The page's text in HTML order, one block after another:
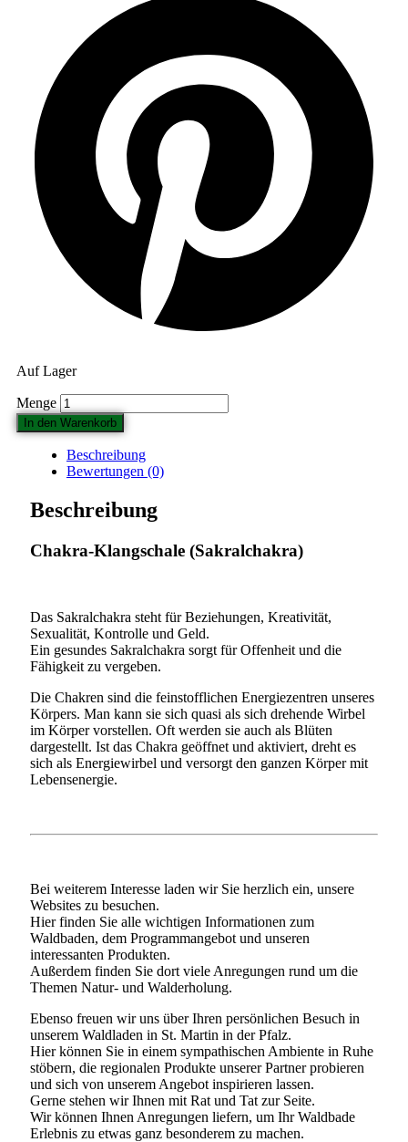
Auf Lager
Chakra-
Klangschale
(Sakralchakra)
Menge
In den Warenkorb
Beschreibung
Bewertungen (0)
Beschreibung
Chakra-Klangschale (Sakralchakra)
Das Sakralchakra steht für Beziehungen, Kreativität,
Sexualität, Kontrolle und Geld.
Ein gesundes Sakralchakra sorgt für Offenheit und die
Fähigkeit zu vergeben.
Die Chakren sind die feinstofflichen Energiezentren unseres
Körpers. Man kann sie sich quasi als sich drehende Wirbel
im Körper vorstellen. Oft werden sie auch als Blüten
dargestellt. Ist das Chakra geöffnet und aktiviert, dreht es
sich als Energiewirbel und versorgt den ganzen Körper mit
Lebensenergie.
Bei weiterem Interesse laden wir Sie herzlich ein, unsere
Websites zu besuchen.
Hier finden Sie alle wichtigen Informationen zum
Waldbaden, dem Programmangebot und unseren
interessanten Produkten.
Außerdem finden Sie dort viele Anregungen rund um die
Themen Natur- und Walderholung.
Ebenso freuen wir uns über Ihren persönlichen Besuch in
unserem Waldladen in St. Martin in der Pfalz.
Hier können Sie in einem sympathischen Ambiente in Ruhe
stöbern, die regionalen Produkte unserer Partner probieren
und sich von unserem Angebot inspirieren lassen.
Gerne stehen wir Ihnen mit Rat und Tat zur Seite.
Wir können Ihnen Anregungen liefern, um Ihr Waldbade
Erlebnis zu etwas ganz besonderem zu machen.